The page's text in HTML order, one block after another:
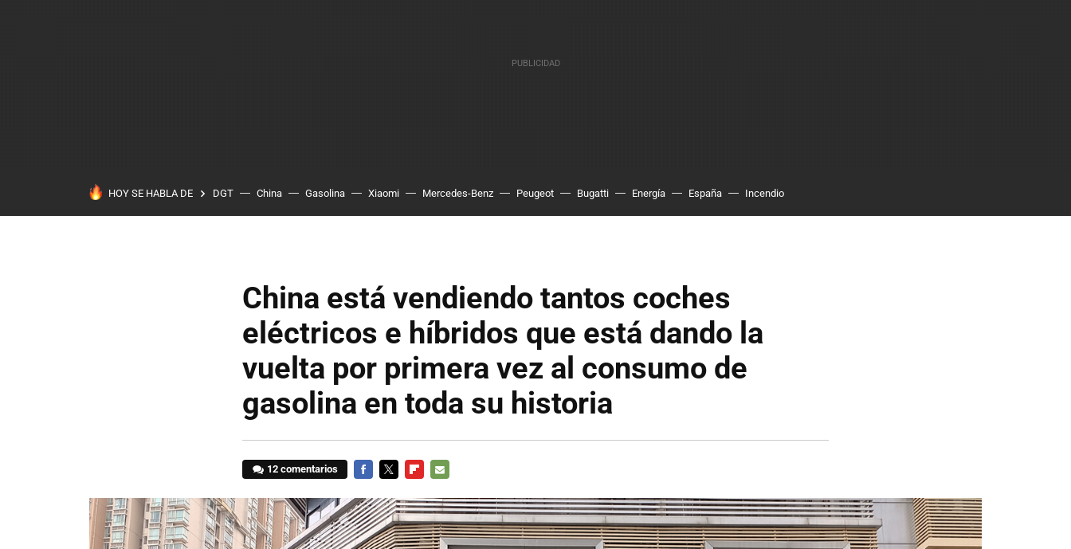
HOY SE HABLA DE DGT China Gasolina Xiaomi Mercedes-Benz Peugeot Bugatti Energía España Incendio
China está vendiendo tantos coches
eléctricos e híbridos que está dando la
vuelta por primera vez al consumo de
gasolina en toda su historia
12 comentarios
MAIL